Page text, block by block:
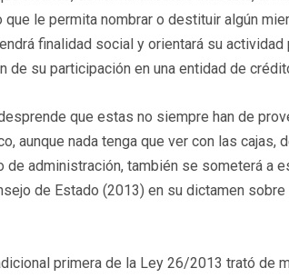
le permita nombrar o destituir algún
finalidad social y orientará su
de su participación en una entidad de
que estas no siempre han de
aunque nada tenga que ver con las cajas,
de administración, también se someterá a
de Estado (2013) en su dictamen
primera de la Ley 26/2013 trató de